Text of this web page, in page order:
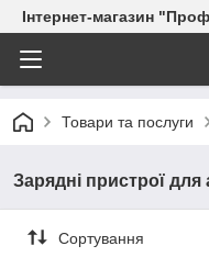
Інтернет-магазин
Товари та послуги
Зарядні пристрої для
Сортування